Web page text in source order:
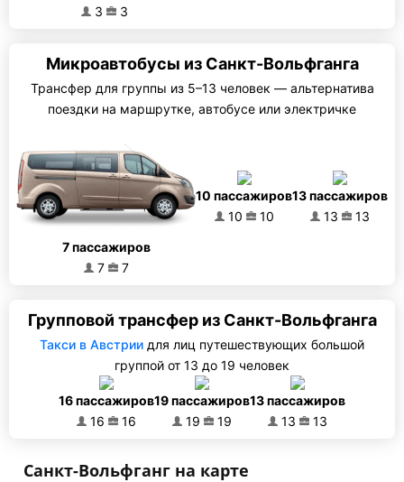
3 3
Микроавтобусы из Санкт-Вольфганга
Трансфер для группы из 5–13 человек — альтернатива
поездки на маршрутке, автобусе или электричке
7 пассажиров
7
7
10 пассажиров
10
10
13 пассажиров
13
13
Групповой трансфер из Санкт-Вольфганга
Такси в Австрии для лиц путешествующих большой
группой от 13 до 19 человек
16 пассажиров
16
16
19 пассажиров
19
19
13 пассажиров
13
13
Санкт-Вольфганг на карте